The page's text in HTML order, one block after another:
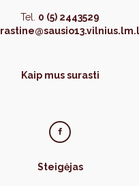
Tel. 0 (5) 2443529
Kaip mus surasti
Steigėjas